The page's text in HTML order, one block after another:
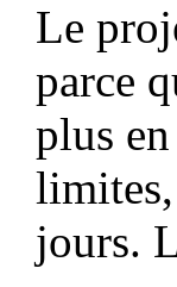
Le
parce
plus
jours.